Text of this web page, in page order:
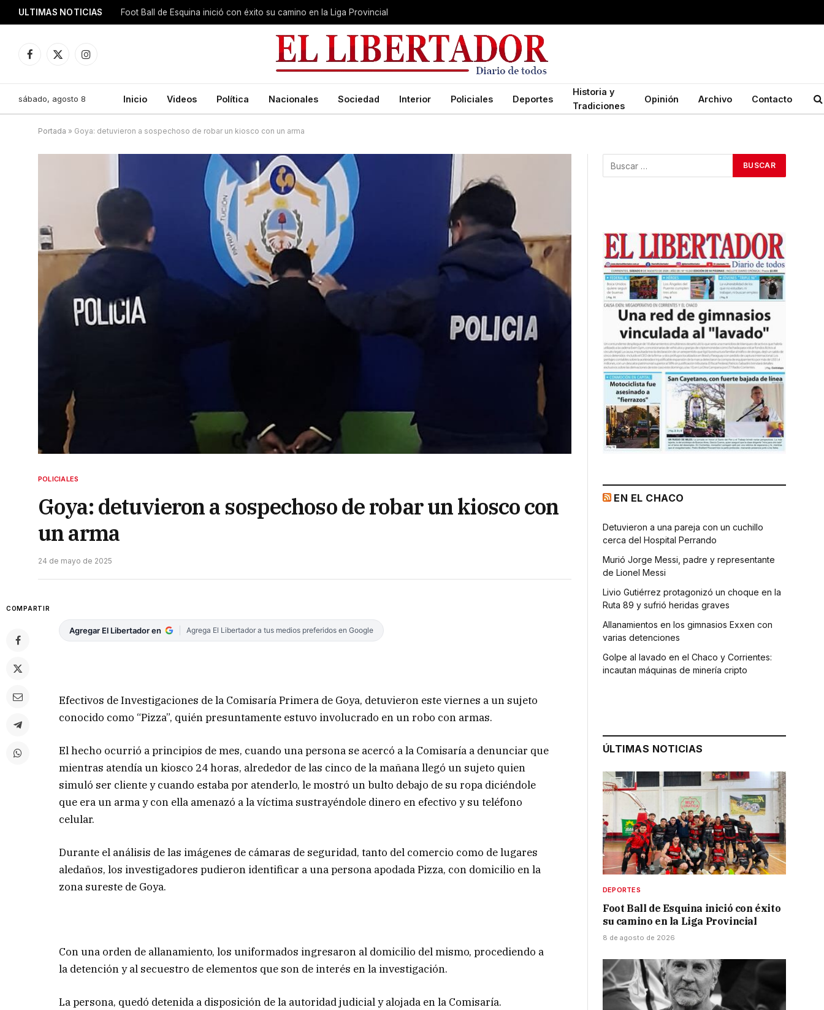
ULTIMAS NOTICIAS Foot Ball de Esquina inició con éxito su camino en la Liga Provincial
Facebook
X
Instagram
sábado, agosto 8 Inicio Videos Política Nacionales Sociedad Interior Policiales Deportes
Historia y
Tradiciones
Opinión Archivo Contacto
Portada » Goya: detuvieron a sospechoso de robar un kiosco con un arma
POLICIALES
Goya: detuvieron a sospechoso de robar un kiosco con
un arma
24 de mayo de 2025
COMPARTIR
Agregar El Libertador en Agrega El Libertador a tus medios preferidos en Google
Efectivos de Investigaciones de la Comisaría Primera de Goya, detuvieron este viernes a un sujeto
conocido como “Pizza”, quién presuntamente estuvo involucrado en un robo con armas.
El hecho ocurrió a principios de mes, cuando una persona se acercó a la Comisaría a denunciar que
mientras atendía un kiosco 24 horas, alrededor de las cinco de la mañana llegó un sujeto quien
simuló ser cliente y cuando estaba por atenderlo, le mostró un bulto debajo de su ropa diciéndole
que era un arma y con ella amenazó a la víctima sustrayéndole dinero en efectivo y su teléfono
celular.
Durante el análisis de las imágenes de cámaras de seguridad, tanto del comercio como de lugares
aledaños, los investigadores pudieron identificar a una persona apodada Pizza, con domicilio en la
zona sureste de Goya.
Con una orden de allanamiento, los uniformados ingresaron al domicilio del mismo, procediendo a
la detención y al secuestro de elementos que son de interés en la investigación.
La persona, quedó detenida a disposición de la autoridad judicial y alojada en la Comisaría.
EN EL CHACO
Detuvieron a una pareja con un cuchillo
cerca del Hospital Perrando
Murió Jorge Messi, padre y representante
de Lionel Messi
Livio Gutiérrez protagonizó un choque en la
Ruta 89 y sufrió heridas graves
Allanamientos en los gimnasios Exxen con
varias detenciones
Golpe al lavado en el Chaco y Corrientes:
incautan máquinas de minería cripto
ÚLTIMAS NOTICIAS
DEPORTES
Foot Ball de Esquina inició con éxito
su camino en la Liga Provincial
8 de agosto de 2026